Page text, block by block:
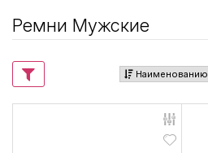
Ремни Мужские
Наименованию